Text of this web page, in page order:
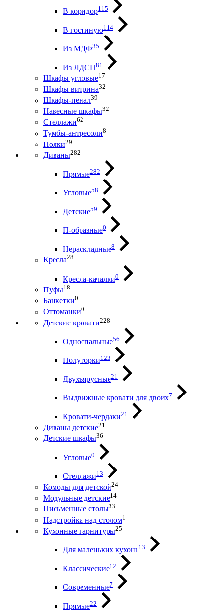
В коридор115
В гостиную114
Из МДФ35
Из ЛДСП81
Шкафы угловые17
Шкафы витрина32
Шкафы-пенал39
Навесные шкафы32
Стеллажи62
Тумбы-антресоли8
Полки29
Диваны282
Прямые282
Угловые58
Детские59
П-образные0
Нераскладные8
Кресла28
Кресла-качалки0
Пуфы18
Банкетки0
Оттоманки0
Детские кровати228
Односпальные56
Полуторки123
Двухъярусные21
Выдвижные кровати для двоих7
Кровати-чердаки21
Диваны детские21
Детские шкафы36
Угловые0
Стеллажи13
Комоды для детской24
Модульные детские14
Письменные столы33
Надстройка над столом1
Кухонные гарнитуры25
Для маленьких кухонь13
Классические12
Современные7
Прямые22